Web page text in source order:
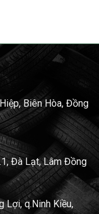
Biên Hòa, Đồng
Đà Lạt, Lâm Đồng
Lợi, q.Ninh Kiều,